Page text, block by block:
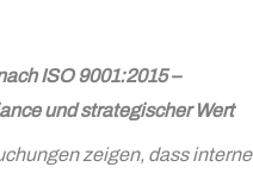
ISO 9001:2015 –
und strategischer Wert
zeigen, dass interne